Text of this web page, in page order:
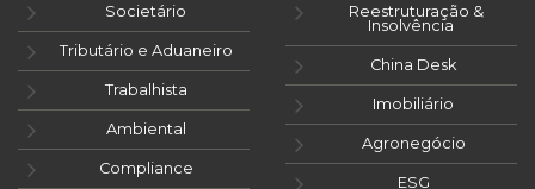
Societário
Tributário e Aduaneiro
Trabalhista
Ambiental
Compliance
Reestruturação &
Insolvência
China Desk
Imobiliário
Agronegócio
ESG